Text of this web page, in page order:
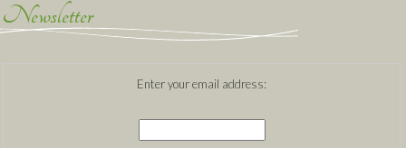
Newsletter
Enter your email address: